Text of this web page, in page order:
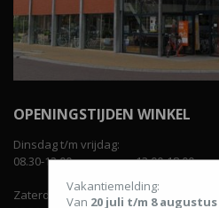
OPENINGSTIJDEN WINKEL
Dinsdag t/m vrijdag:
08.30-12.00 uur en van 13.00-18.00 uur.
Zaterdag:
Vakantiemelding:
Van 20 juli t/m 8 augustus